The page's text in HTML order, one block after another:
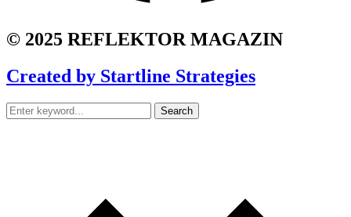
© 2025 REFLEKTOR MAGAZIN
Created by Startline Strategies
Search